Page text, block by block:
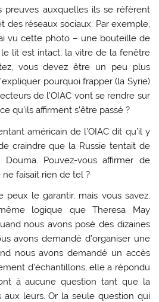
preuves auxquelles ils se réfèrent
des réseaux sociaux. Par exemple,
vu cette photo – une bouteille de
lit est intact, la vitre de la fenêtre
vous devez être un peu plus
pourquoi frapper (la Syrie)
de l’OIAC vont se rendre sur
qu’ils affirment s’être passé ?
américain de l’OIAC dit qu’il y
craindre que la Russie tentait de
Pouvez-vous affirmer de
faisait rien de tel ?
peux le garantir, mais vous savez,
logique que Theresa May
nous avons posé des dizaines
avons demandé d’organiser une
nous avons demandé un accès
d’échantillons, elle a répondu
à aucune question tant que la
aux leurs. Or la seule question qui